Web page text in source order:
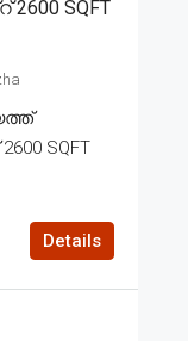
SQFT
SQFT
Details